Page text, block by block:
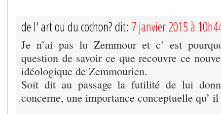
de l' art ou du cochon? dit: 7 janvier 2015 à
Je n’ai pas lu Zemmour et c’ est
question de savoir ce que recouvre ce
idéologique de Zemmourien.
Soit dit au passage la futilité de lui
concerne, une importance conceptuelle qu’ il